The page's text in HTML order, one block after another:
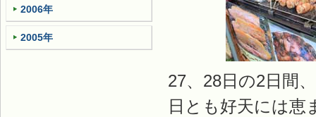
27、28日の2日間
日とも好天には
2006年
2005年